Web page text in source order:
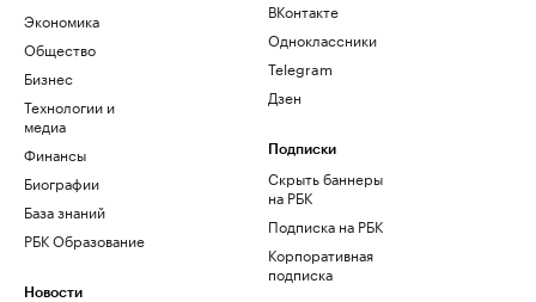
Экономика
Общество
Бизнес
Технологии и
медиа
Финансы
Биографии
База знаний
РБК Образование
Новости
ВКонтакте
Одноклассники
Telegram
Дзен
Подписки
Скрыть баннеры
на РБК
Подписка на РБК
Корпоративная
подписка